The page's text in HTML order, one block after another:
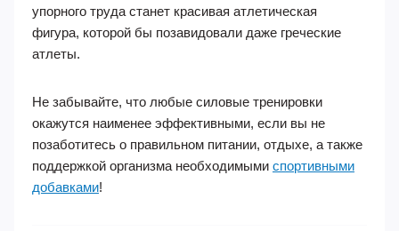
упорного труда станет красивая атлетическая
фигура, которой бы позавидовали даже греческие
атлеты.
Не забывайте, что любые силовые тренировки
окажутся наименее эффективными, если вы не
позаботитесь о правильном питании, отдыхе, а также
поддержкой организма необходимыми спортивными
добавками!